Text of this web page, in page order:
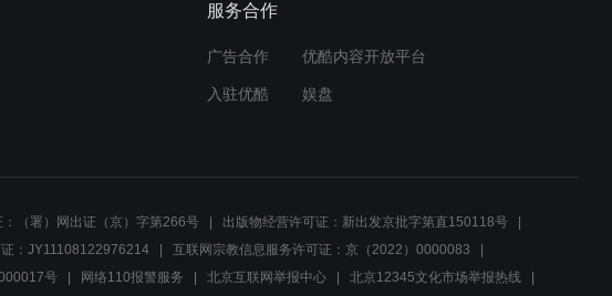
00:32
00:36
魔法出击！甜心萌可们联合
对抗泡泡萌可
服务合作
广告合作 优酷内容开放平台
入驻优酷 娱盘
：（署）网出证（京）字第266号
出版物经营许可证：新出发京批字第直150118号
：JY11108122976214
互联网宗教信息服务许可证：京（2022）0000083
号 网络110报警服务 北京互联网举报中心 北京12345文化市场举报热线